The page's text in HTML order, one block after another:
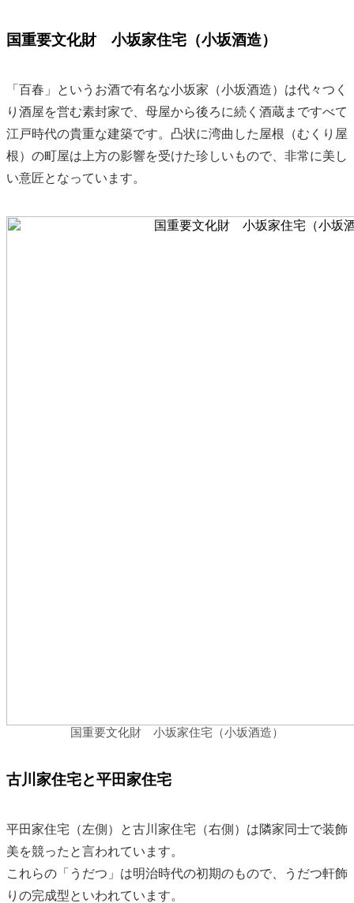
国重要文化財 小坂家住宅（小坂酒造）
「百春」というお酒で有名な小坂家（小坂酒造）は代々つく
り酒屋を営む素封家で、母屋から後ろに続く酒蔵まですべて
江戸時代の貴重な建築です。凸状に湾曲した屋根（むくり屋
根）の町屋は上方の影響を受けた珍しいもので、非常に美し
い意匠となっています。
国重要文化財 小坂家住宅（小坂酒造）
古川家住宅と平田家住宅
平田家住宅（左側）と古川家住宅（右側）は隣家同士で装飾
美を競ったと言われています。
これらの「うだつ」は明治時代の初期のもので、うだつ軒飾
りの完成型といわれています。